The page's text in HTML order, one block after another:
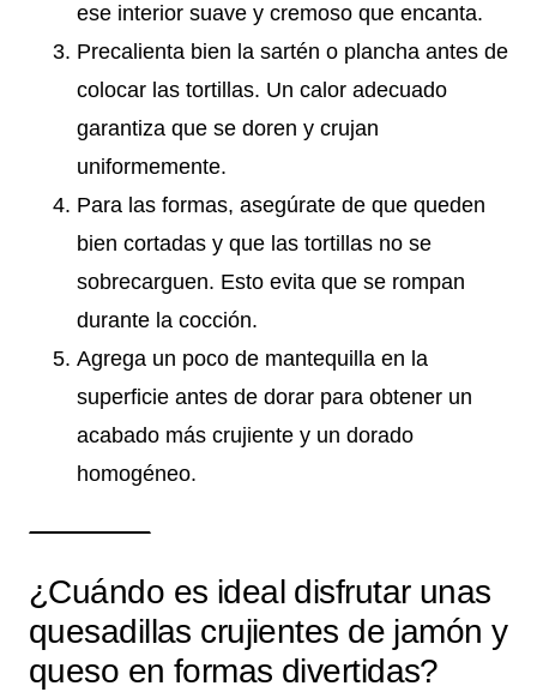
ese interior suave y cremoso que encanta.
Precalienta bien la sartén o plancha antes de
colocar las tortillas. Un calor adecuado
garantiza que se doren y crujan
uniformemente.
Para las formas, asegúrate de que queden
bien cortadas y que las tortillas no se
sobrecarguen. Esto evita que se rompan
durante la cocción.
Agrega un poco de mantequilla en la
superficie antes de dorar para obtener un
acabado más crujiente y un dorado
homogéneo.
¿Cuándo es ideal disfrutar unas
quesadillas crujientes de jamón y
queso en formas divertidas?